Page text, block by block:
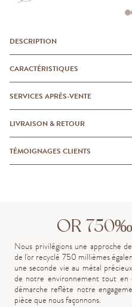
DESCRIPTION
CARACTÉRISTIQUES
SERVICES APRÈS-VENTE
LIVRAISON & RETOUR
TÉMOIGNAGES CLIENTS
OR 750‰
Nous privilégions une approche
de l'or recyclé 750 millièmes
une seconde vie au métal
de notre environnement tout
démarche reflète notre
pièce que nous façonnons.